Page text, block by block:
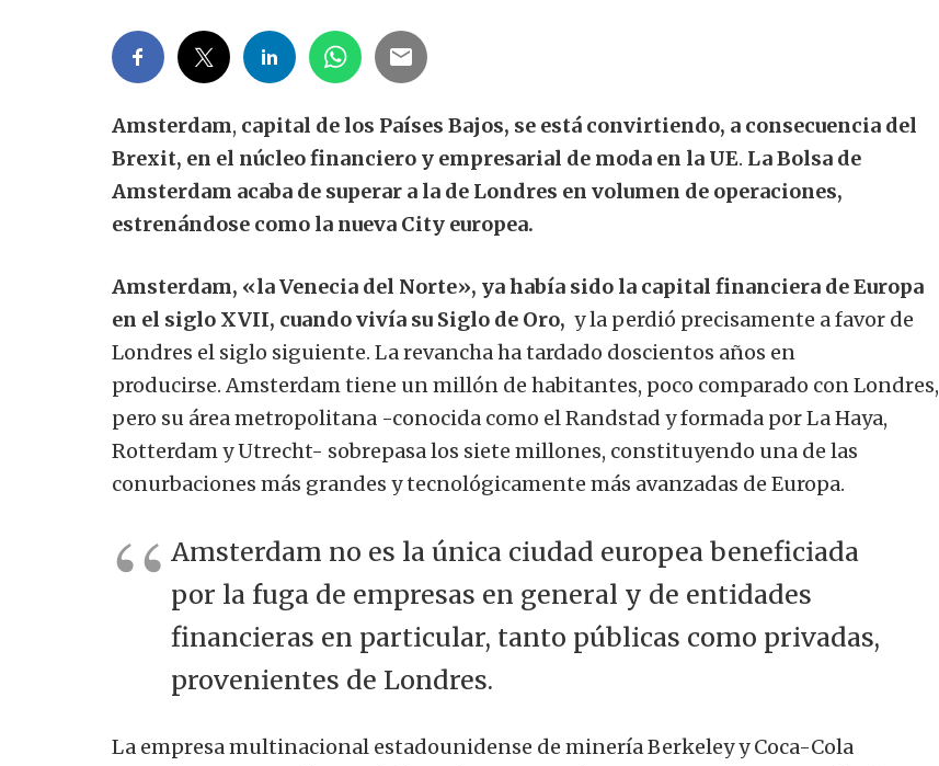
Amsterdam, capital de los Países Bajos, se está convirtiendo, a consecuencia del
Brexit, en el núcleo financiero y empresarial de moda en la UE. La Bolsa de
Amsterdam acaba de superar a la de Londres en volumen de operaciones,
estrenándose como la nueva City europea.
Amsterdam, «la Venecia del Norte», ya había sido la capital financiera de Europa
en el siglo XVII, cuando vivía su Siglo de Oro, y la perdió precisamente a favor de
Londres el siglo siguiente. La revancha ha tardado doscientos años en
producirse. Amsterdam tiene un millón de habitantes, poco comparado con Londres,
pero su área metropolitana -conocida como el Randstad y formada por La Haya,
Rotterdam y Utrecht- sobrepasa los siete millones, constituyendo una de las
conurbaciones más grandes y tecnológicamente más avanzadas de Europa.
Amsterdam no es la única ciudad europea beneficiada
por la fuga de empresas en general y de entidades
financieras en particular, tanto públicas como privadas,
provenientes de Londres.
La empresa multinacional estadounidense de minería Berkeley y Coca-Cola